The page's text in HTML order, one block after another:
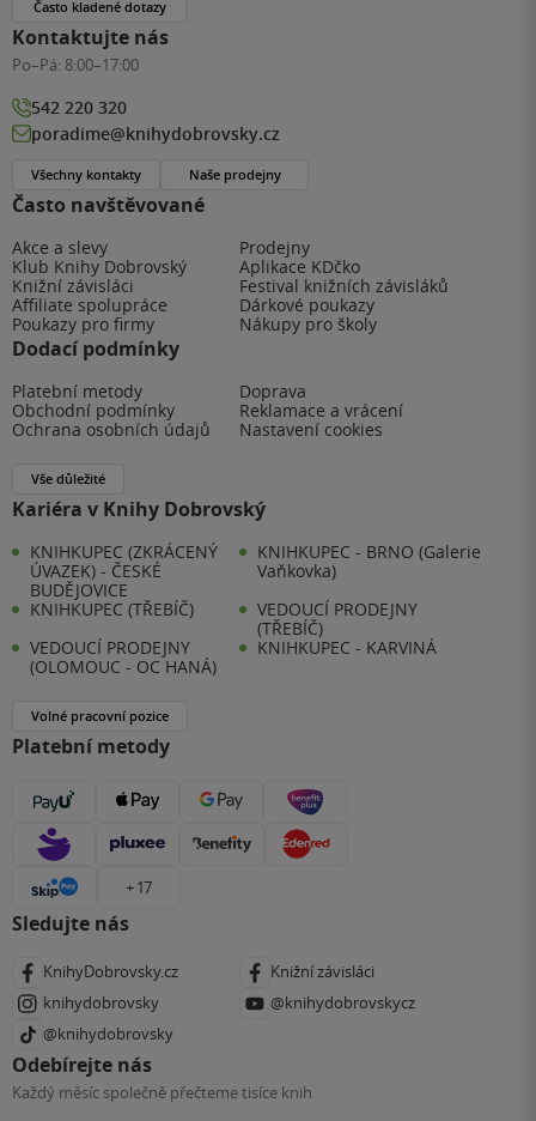
Často navštěvované
Akce a slevy
Prodejny
Klub Knihy Dobrovský
Aplikace KDčko
Knižní závisláci
Festival knižních závisláků
Affiliate spolupráce
Dárkové poukazy
Poukazy pro firmy
Nákupy pro školy
Dodací podmínky
Platební metody
Doprava
Obchodní podmínky
Reklamace a vrácení
Ochrana osobních údajů
Nastavení cookies
Vše důležité
Kariéra v Knihy Dobrovský
KNIHKUPEC (ZKRÁCENÝ
ÚVAZEK) - ČESKÉ
BUDĚJOVICE
KNIHKUPEC - BRNO (Galerie
Vaňkovka)
KNIHKUPEC (TŘEBÍČ)
VEDOUCÍ PRODEJNY
(TŘEBÍČ)
VEDOUCÍ PRODEJNY
(OLOMOUC - OC HANÁ)
KNIHKUPEC - KARVINÁ
Volné pracovní pozice
Platební metody
+ 17
Sledujte nás
KnihyDobrovsky.cz
Knižní závisláci
knihydobrovsky
@knihydobrovskycz
@knihydobrovsky
Odebírejte nás
Každý měsíc společně přečteme tisíce knih
Často kladené dotazy
Kontaktujte nás
Po–Pá: 8:00–17:00
542 220 320
poradime@knihydobrovsky.cz
Všechny kontakty Naše prodejny